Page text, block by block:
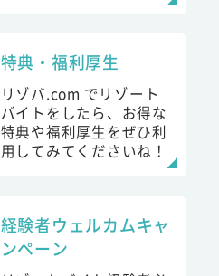
特典・福利厚生
リゾバ.com でリゾート
バイトをしたら、お得な
特典や福利厚生をぜひ利
用してみてくださいね！
経験者ウェルカムキャ
ンペーン